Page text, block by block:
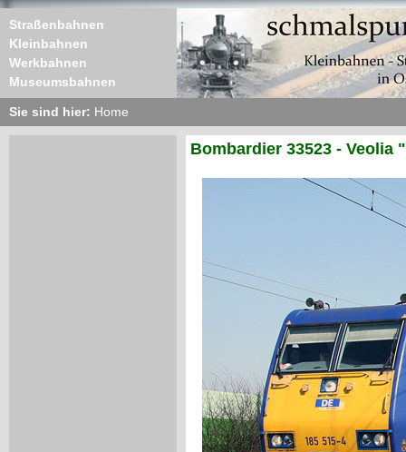
Straßenbahnen
Kleinbahnen
Werkbahnen
Museumsbahnen
Sie sind hier: Home
Bombardier 33523 - Veolia